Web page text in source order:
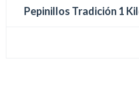
Pepinillos Tradición 1